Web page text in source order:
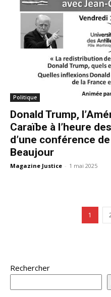
Politique
Donald Trump,
Caraïbe à l’heure
d’une conférence
Beaujour
Magazine Justice - 1 mai 2025
1
Rechercher